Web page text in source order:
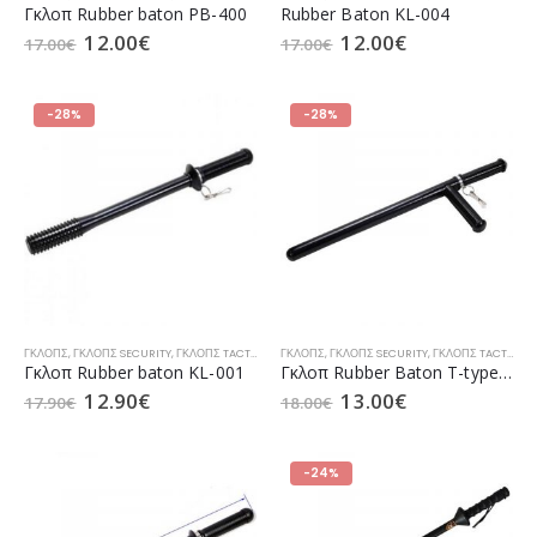
Γκλοπ Rubber baton PB-400
17.00€ 12.00€
Rubber Baton KL-004
17.00€ 12.00€
-28%
ΓΚΛΟΠΣ,ΓΚΛΟΠΣ SECURITY,ΓΚΛΟΠΣ TACTICAL ΓΚΛΟΠΣ ΑΣΤΥΝΟΜΊΑΣ,ΓΚΛΟΠΣ ΛΙΜΕΝΙΚΟΎ
Γκλοπ Rubber baton KL-001
17.90€ 12.90€
-28%
ΓΚΛΟΠΣ,ΓΚΛΟΠΣ SECURITY,ΓΚΛΟΠΣ TACTICAL
Γκλοπ Rubber Baton T-type 560mm
18.00€ 13.00€
-24%